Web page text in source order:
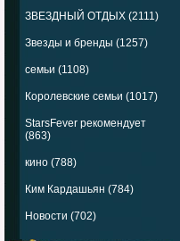
ЗВЕЗДНЫЙ ОТДЫХ (2111)
Звезды и бренды (1257)
семьи (1108)
Королевские семьи (1017)
StarsFever рекомендует
(863)
кино (788)
Ким Кардашьян (784)
Новости (702)